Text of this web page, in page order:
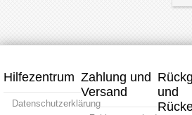
Hilfezentrum
Datenschutzerklärung
Zahlung und
Versand
und